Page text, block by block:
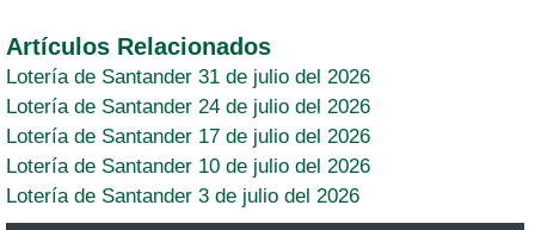
Artículos Relacionados
Lotería de Santander 31 de julio del 2026
Lotería de Santander 24 de julio del 2026
Lotería de Santander 17 de julio del 2026
Lotería de Santander 10 de julio del 2026
Lotería de Santander 3 de julio del 2026